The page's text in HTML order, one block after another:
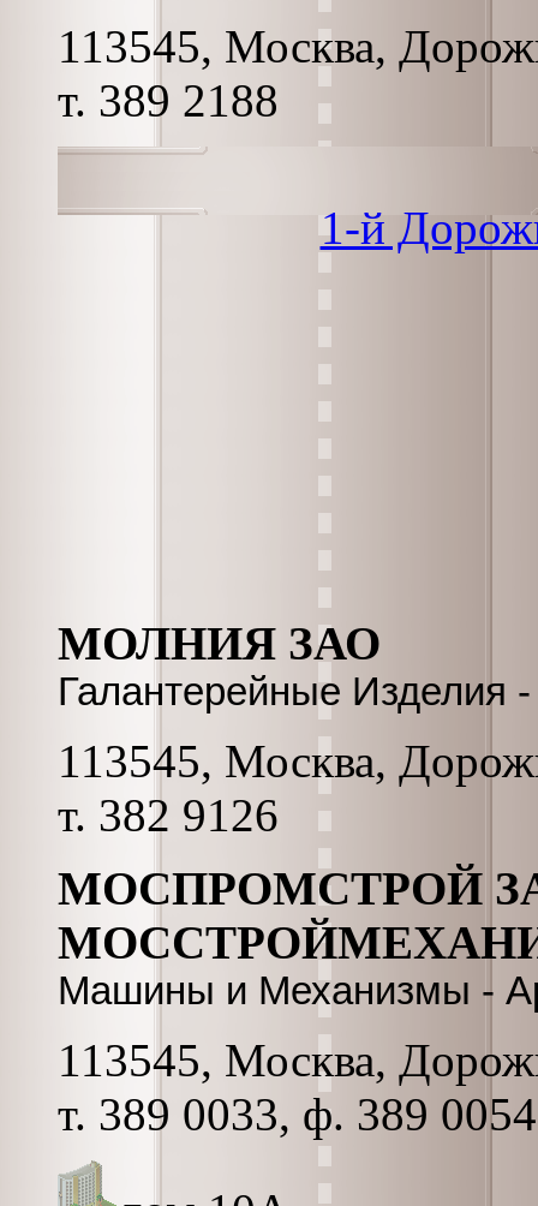
113545, Москва,
т. 389 2188
1-й
МОЛНИЯ ЗАО
Галантерейные Изделия
113545, Москва,
т. 382 9126
МОСПРОМСТРОЙ
Машины и Механизмы -
113545, Москва,
т. 389 0033, ф. 389 0054